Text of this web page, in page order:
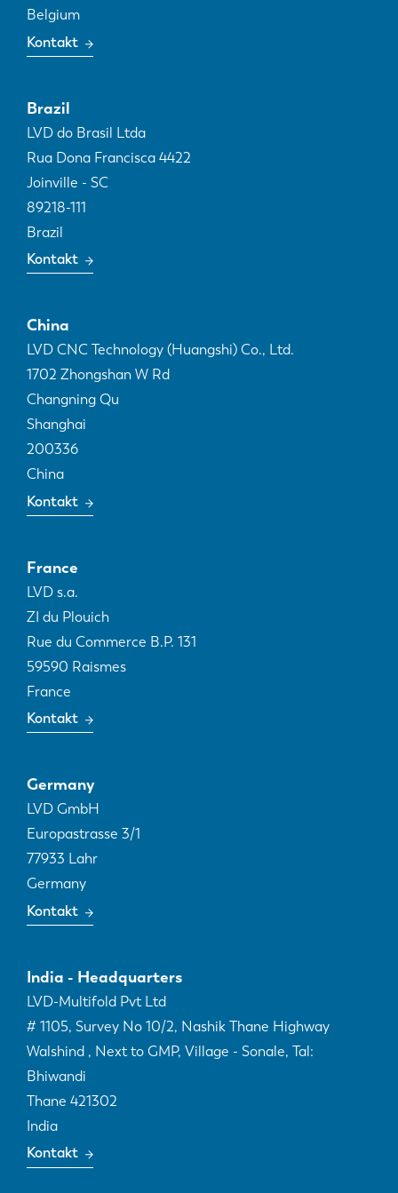
Belgium
Kontakt
Brazil
LVD do Brasil Ltda
Rua Dona Francisca 4422
Joinville - SC
89218-111
Brazil
Kontakt
China
LVD CNC Technology (Huangshi) Co., Ltd.
1702 Zhongshan W Rd
Changning Qu
Shanghai
200336
China
Kontakt
France
LVD s.a.
ZI du Plouich
Rue du Commerce B.P. 131
59590 Raismes
France
Kontakt
Germany
LVD GmbH
Europastrasse 3/1
77933 Lahr
Germany
Kontakt
India - Headquarters
LVD-Multifold Pvt Ltd
# 1105, Survey No 10/2, Nashik Thane Highway
Walshind , Next to GMP, Village - Sonale, Tal:
Bhiwandi
Thane 421302
India
Kontakt